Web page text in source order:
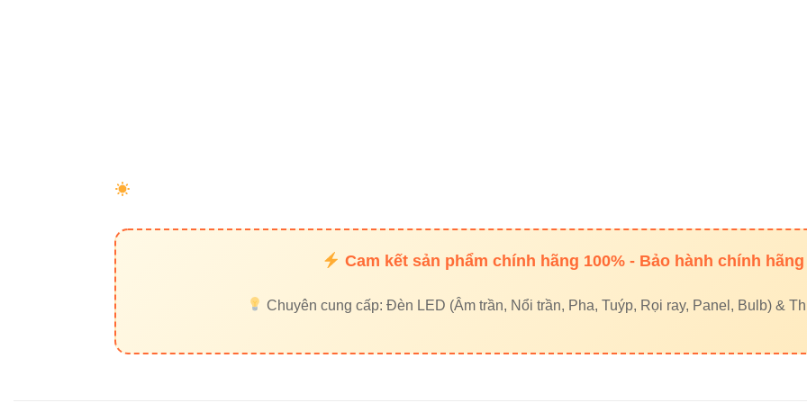
Cam kết sản phẩm chính hãng 100% - Bảo hành chính
Chuyên cung cấp: Đèn LED (Âm trần, Nổi trần, Pha, Tuýp, Rọi ray, Panel, Bulb) &